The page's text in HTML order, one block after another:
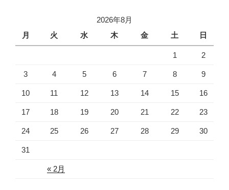
2026年8月
月
火 水 木 金 土 日
« 2月
1 2
3 4 5 6 7 8 9
10 11 12 13 14 15 16
17 18 19 20 21 22 23
24 25 26 27 28 29 30
31